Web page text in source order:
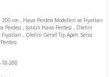
200 cm , Hava Perdesi Modelleri ve Fiyatları
Perdesi , Isıtıcılı Hava Perdesi , Olefini
Fiyatları , Olefini Genel Tip Apeh Serisi
Perdesi
200